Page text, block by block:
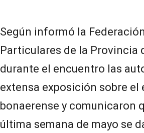
Según informó la
Particulares de la Provincia
durante el encuentro las
extensa exposición sobre
bonaerense y comunicaron
última semana de mayo se